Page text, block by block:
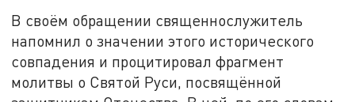
В своём обращении священнослужитель
напомнил о значении этого исторического
совпадения и процитировал фрагмент
молитвы о Святой Руси, посвящённой